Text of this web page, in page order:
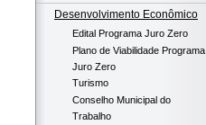
Desenvolvimento Econômico
Edital Programa Juro Zero
Plano de Viabilidade Programa
Juro Zero
Turismo
Conselho Municipal do
Trabalho